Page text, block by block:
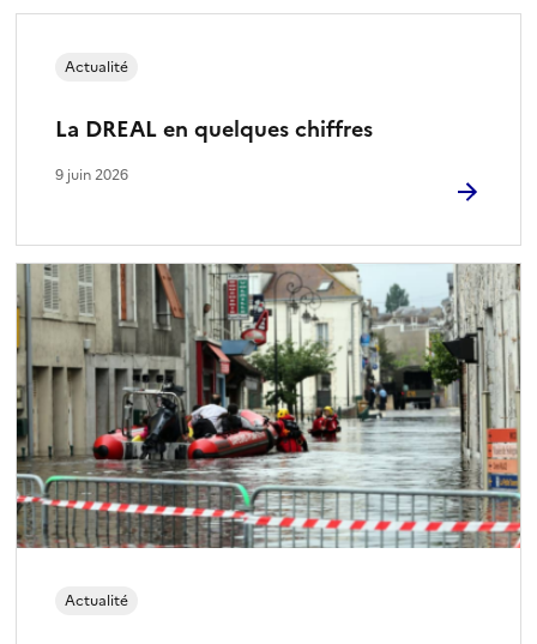
La DREAL en quelques chiffres
Actualité
9 juin 2026
Actualité